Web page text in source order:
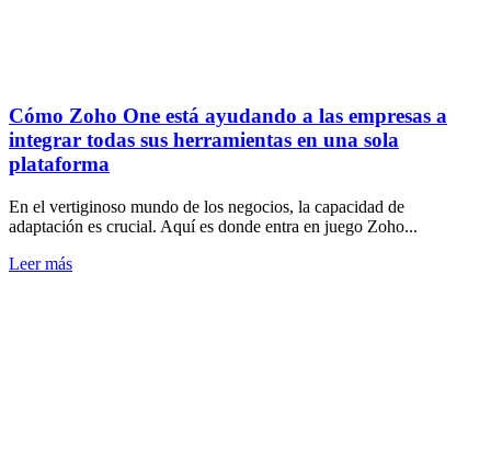
Cómo Zoho One está ayudando a las empresas a
integrar todas sus herramientas en una sola
plataforma
En el vertiginoso mundo de los negocios, la capacidad de
adaptación es crucial. Aquí es donde entra en juego Zoho...
Leer más